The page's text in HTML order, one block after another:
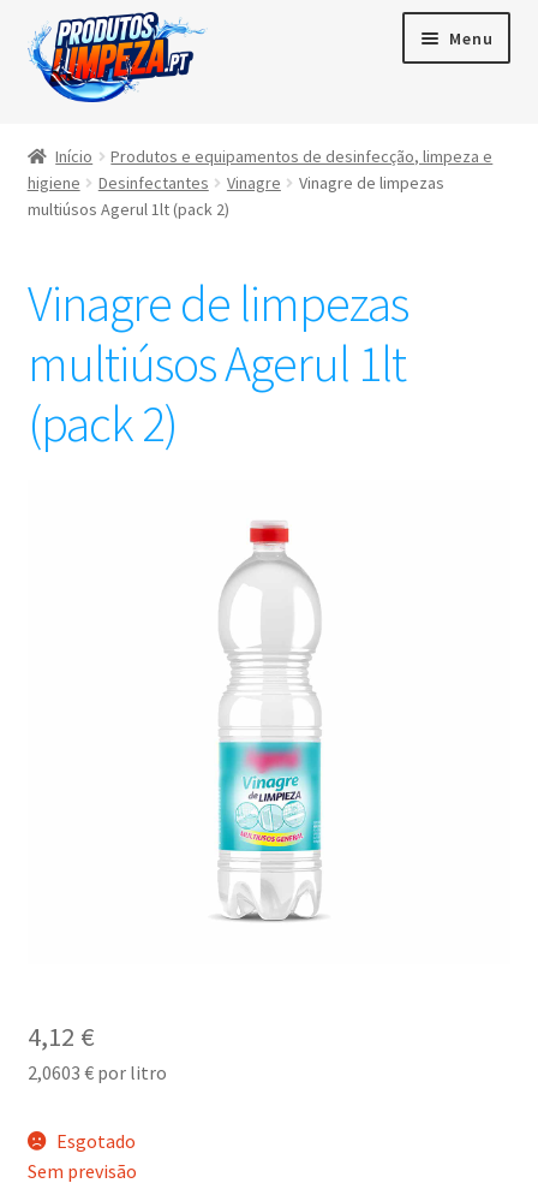
Menu
Produtos
Área de cliente
Português
Início
Produtos e equipamentos de desinfecção, limpeza e
higiene
Desinfectantes Vinagre
Vinagre de limpezas
multiúsos Agerul 1lt (pack 2)
Vinagre de limpezas
multiúsos Agerul 1lt
(pack 2)
4,12 €
2,0603 €por litro
Esgotado
Sem previsão